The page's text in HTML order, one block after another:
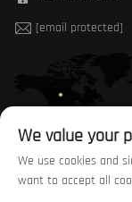
[email protected]
We value your
We use cookies and
want to accept all